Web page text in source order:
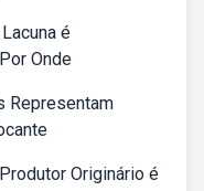
é
Onde
Representam
Originário é